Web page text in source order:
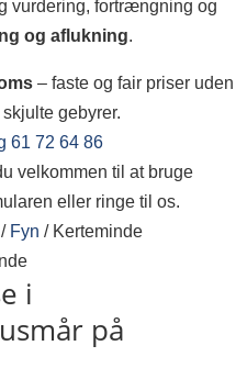
vurdering, fortrængning og
og aflukning.
– faste og fair priser uden
gebyrer.
61 72 64 86
velkommen til at bruge
eller ringe til os.
/ Fyn / Kerteminde
i
på